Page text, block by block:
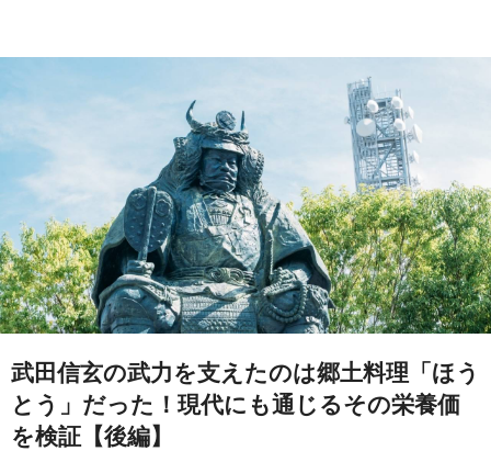
武田信玄の武力を支えたのは郷土料理「ほう
とう」だった！現代にも通じるその栄養価
を検証【後編】